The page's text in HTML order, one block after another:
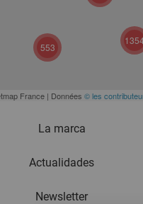
553
1354
France | Données © les
La marca
Actualidades
Newsletter